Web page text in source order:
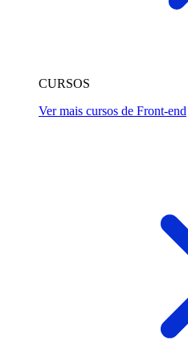
CURSOS
Ver mais cursos de Front-end